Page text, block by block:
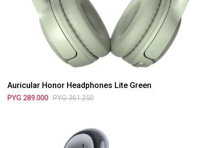
Auricular Honor Headphones Lite Green
PYG 289.000 PYG 361.250